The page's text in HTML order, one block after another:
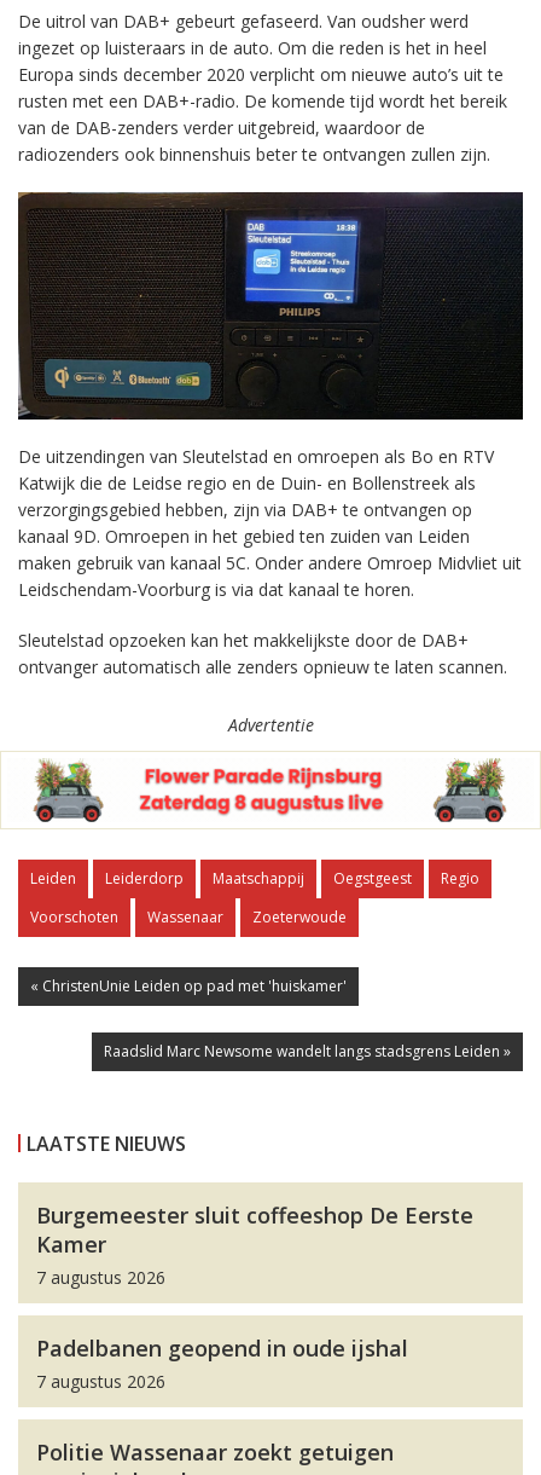
De uitrol van DAB+ gebeurt gefaseerd. Van oudsher werd
ingezet op luisteraars in de auto. Om die reden is het in heel
Europa sinds december 2020 verplicht om nieuwe auto’s uit te
rusten met een DAB+-radio. De komende tijd wordt het bereik
van de DAB-zenders verder uitgebreid, waardoor de
radiozenders ook binnenshuis beter te ontvangen zullen zijn.
De uitzendingen van Sleutelstad en omroepen als Bo en RTV
Katwijk die de Leidse regio en de Duin- en Bollenstreek als
verzorgingsgebied hebben, zijn via DAB+ te ontvangen op
kanaal 9D. Omroepen in het gebied ten zuiden van Leiden
maken gebruik van kanaal 5C. Onder andere Omroep Midvliet uit
Leidschendam-Voorburg is via dat kanaal te horen.
Sleutelstad opzoeken kan het makkelijkste door de DAB+
ontvanger automatisch alle zenders opnieuw te laten scannen.
Advertentie
Leiden Leiderdorp Maatschappij Oegstgeest
Regio
Voorschoten
Wassenaar Zoeterwoude
« ChristenUnie Leiden op pad met 'huiskamer'
Raadslid Marc Newsome wandelt langs stadsgrens Leiden »
LAATSTE NIEUWS
Burgemeester sluit coffeeshop De Eerste
Kamer
7 augustus 2026
Padelbanen geopend in oude ijshal
7 augustus 2026
Politie Wassenaar zoekt getuigen